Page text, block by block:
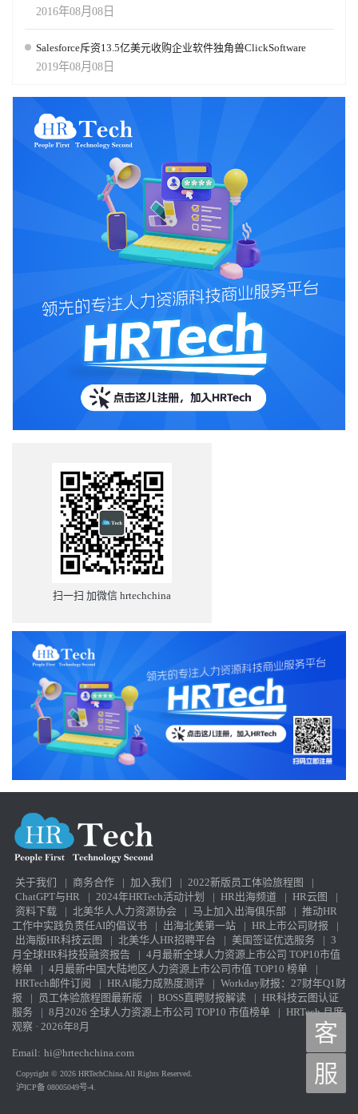
2016年08月08日
Salesforce斥资13.5亿美元收购企业软件独角兽ClickSoftware
2019年08月08日
扫一扫 加微信 hrtechchina
关于我们 | 商务合作 | 加入我们 | 2022新版员工体验旅程图
|
ChatGPT与HR
| 2024年HRTech活动计划 | HR出海频道 | HR云图
|
资料下载
| 北美华人人力资源协会 | 马上加入出海俱乐部 | 推动HR
工作中实践负责任AI的倡议书
| 出海北美第一站 | HR上市公司财报
|
出海版HR科技云图
| 北美华人HR招聘平台 | 美国签证优选服务 | 3
月全球HR科技投融资报告
| 4月最新全球人力资源上市公司 TOP10市值
榜单
| 4月最新中国大陆地区人力资源上市公司市值 TOP10 榜单
|
HRTech邮件订阅
| HRAI能力成熟度测评 | Workday财报：27财年Q1财
报
| 员工体验旅程图最新版 | BOSS直聘财报解读 | HR科技云图认证
服务
| 8月2026 全球人力资源上市公司 TOP10 市值榜单 | HRTech 月度
观察 · 2026年8月
Email: hi@hrtechchina.com
Copyright © 2026 HRTechChina.All Rights Reserved.
沪ICP备 08005049号-4.
客
服